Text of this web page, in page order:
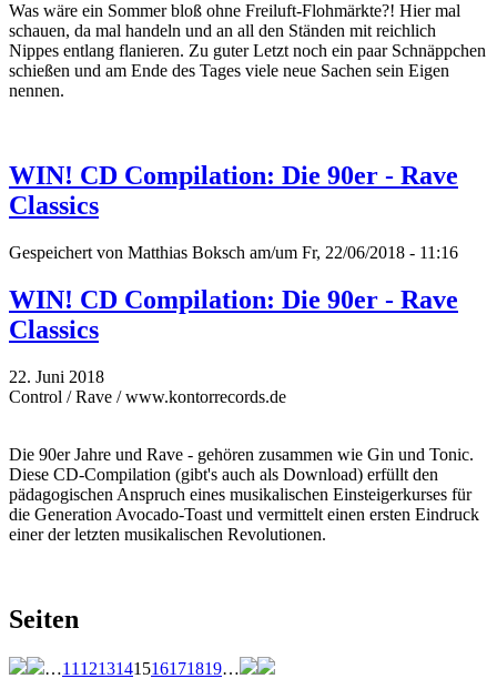
Was wäre ein Sommer bloß ohne Freiluft-Flohmärkte?! Hier mal
schauen, da mal handeln und an all den Ständen mit reichlich
Nippes entlang flanieren. Zu guter Letzt noch ein paar Schnäppchen
schießen und am Ende des Tages viele neue Sachen sein Eigen
nennen.
WIN! CD Compilation: Die 90er - Rave
Classics
Gespeichert von Matthias Boksch am/um Fr, 22/06/2018 - 11:16
WIN! CD Compilation: Die 90er - Rave
Classics
22. Juni 2018
Control / Rave / www.kontorrecords.de
Die 90er Jahre und Rave - gehören zusammen wie Gin und Tonic.
Diese CD-Compilation (gibt's auch als Download) erfüllt den
pädagogischen Anspruch eines musikalischen Einsteigerkurses für
die Generation Avocado-Toast und vermittelt einen ersten Eindruck
einer der letzten musikalischen Revolutionen.
Seiten
…11 1213141516171819…